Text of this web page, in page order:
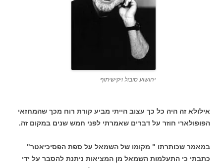
יהושוע סובול ויקישיתוף
אילולא זה היה כל כך עצוב הייתי מביע קורת רוח מכך שהמחזאי
הפופולארי חוזר על דברים שאמרתי לפני חמש שנים במקום זה.
במאמר שכותרתו " מקומו של השמאל על ספת הפסיכיאטר"
כתבתי כי התעלמות השמאל מן המציאות ניתנת להסבר על ידי